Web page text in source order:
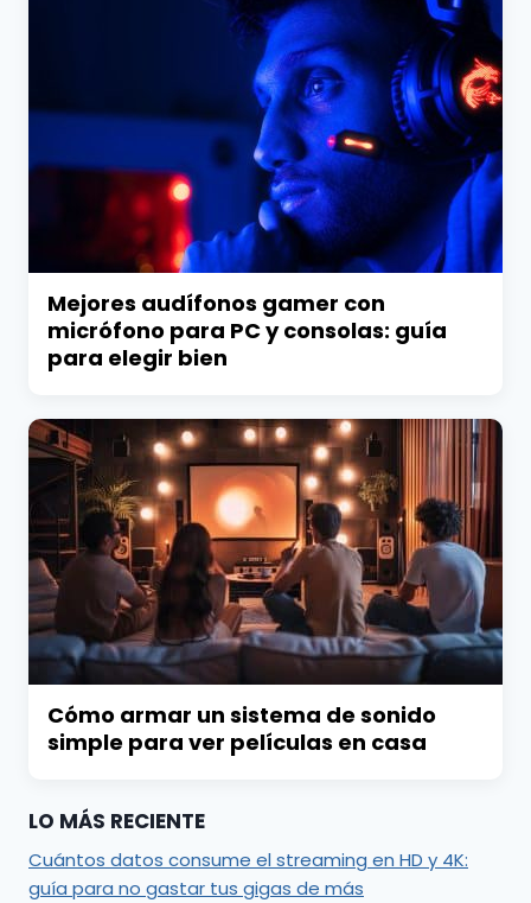
Mejores audífonos gamer con
micrófono para PC y consolas: guía
para elegir bien
Cómo armar un sistema de sonido
simple para ver películas en casa
LO MÁS RECIENTE
Cuántos datos consume el streaming en HD y 4K:
guía para no gastar tus gigas de más